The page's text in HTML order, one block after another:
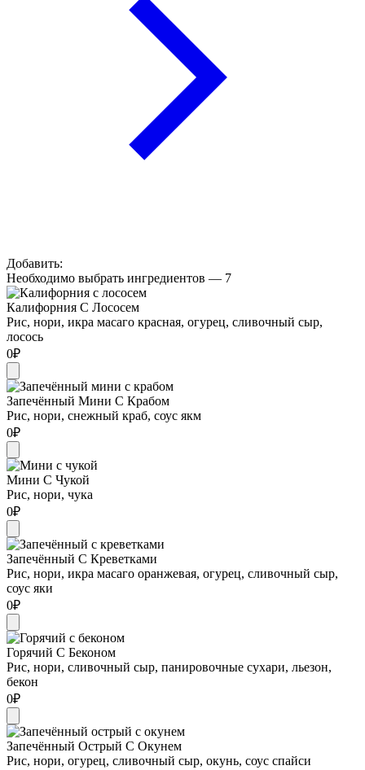
Добавить:
Необходимо выбрать ингредиентов — 7
Калифорния С Лососем
Рис, нори, икра масаго красная, огурец, сливочный сыр,
лосось
0₽
Запечённый Мини С Крабом
Рис, нори, снежный краб, соус якм
0₽
Мини С Чукой
Рис, нори, чука
0₽
Запечённый С Креветками
Рис, нори, икра масаго оранжевая, огурец, сливочный сыр,
соус яки
0₽
Горячий С Беконом
Рис, нори, сливочный сыр, панировочные сухари, льезон,
бекон
0₽
Запечённый Острый С Окунем
Рис, нори, огурец, сливочный сыр, окунь, соус спайси